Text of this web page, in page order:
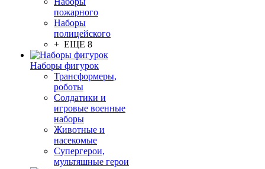
пожарного
Наборы
полицейского
+ ЕЩЕ 8
Наборы фигурок
Трансформеры,
роботы
Солдатики и
игровые военные
наборы
Животные и
насекомые
Супергерои,
мультяшные герои